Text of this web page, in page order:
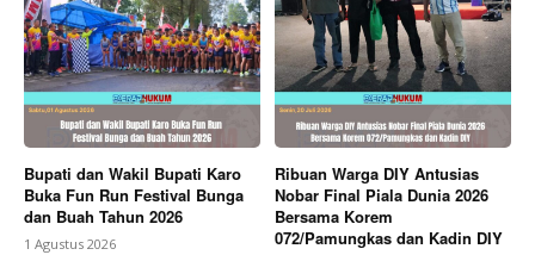
Bupati dan Wakil Bupati Karo
Buka Fun Run Festival Bunga
dan Buah Tahun 2026
1 Agustus 2026
Ribuan Warga DIY Antusias
Nobar Final Piala Dunia 2026
Bersama Korem
072/Pamungkas dan Kadin DIY